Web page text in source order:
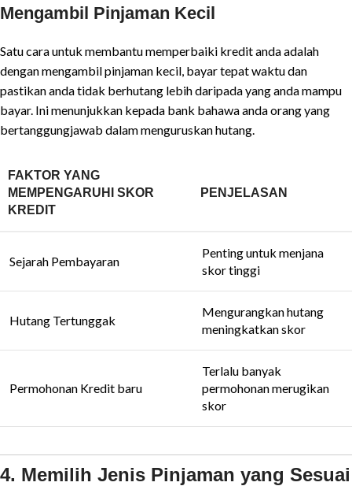
Mengambil Pinjaman Kecil
Satu cara untuk membantu memperbaiki kredit anda adalah
dengan mengambil pinjaman kecil, bayar tepat waktu dan
pastikan anda tidak berhutang lebih daripada yang anda mampu
bayar. Ini menunjukkan kepada bank bahawa anda orang yang
bertanggungjawab dalam menguruskan hutang.
FAKTOR YANG
MEMPENGARUHI SKOR
KREDIT
PENJELASAN
Sejarah Pembayaran
Penting untuk menjana
skor tinggi
Hutang Tertunggak
Mengurangkan hutang
meningkatkan skor
Permohonan Kredit baru
Terlalu banyak
permohonan merugikan
skor
4. Memilih Jenis Pinjaman yang Sesuai